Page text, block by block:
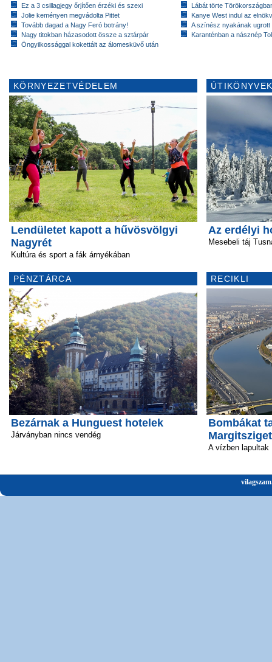
Ez a 3 csillagjegy őrjítően érzéki és szexi
Jolie keményen megvádolta Pittet
Tovább dagad a Nagy Feró botrány!
Nagy titokban házasodott össze a sztárpár
Öngyilkossággal kokettált az álomesküvő után
Lábát törte
Kanye West indul az
A színész nyakának
Karanténban a násznép
KÖRNYEZETVÉDELEM
Lendületet kapott a hűvösvölgyi
Nagyrét
Kultúra és sport a fák árnyékában
PÉNZTÁRCA
Bezárnak a Hunguest hotelek
Járványban nincs vendég
Az erdélyi
Mesebeli táj
RECIKLI
Bombákat
A vízben lapultak